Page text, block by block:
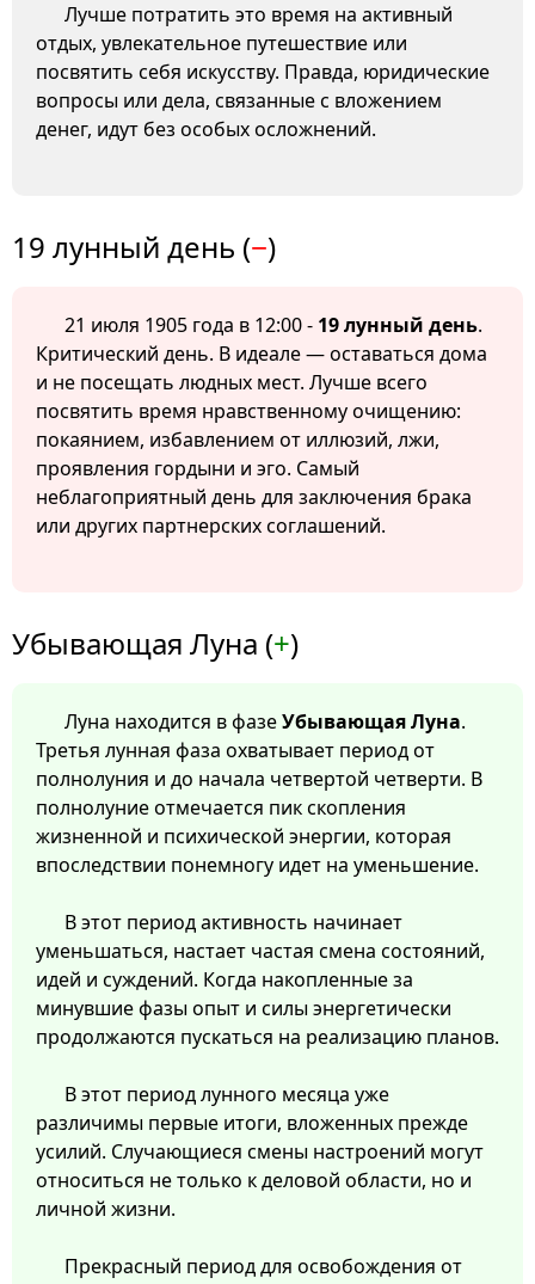
Лучше потратить это время на активный
отдых, увлекательное путешествие или
посвятить себя искусству. Правда, юридические
вопросы или дела, связанные с вложением
денег, идут без особых осложнений.
19 лунный день (−)
21 июля 1905 года в 12:00 - 19 лунный день.
Критический день. В идеале — оставаться дома
и не посещать людных мест. Лучше всего
посвятить время нравственному очищению:
покаянием, избавлением от иллюзий, лжи,
проявления гордыни и эго. Самый
неблагоприятный день для заключения брака
или других партнерских соглашений.
Убывающая Луна (+)
Луна находится в фазеУбывающая Луна.
Третья лунная фаза охватывает период от
полнолуния и до начала четвертой четверти. В
полнолуние отмечается пик скопления
жизненной и психической энергии, которая
впоследствии понемногу идет на уменьшение.
В этот период активность начинает
уменьшаться, настает частая смена состояний,
идей и суждений. Когда накопленные за
минувшие фазы опыт и силы энергетически
продолжаются пускаться на реализацию планов.
В этот период лунного месяца уже
различимы первые итоги, вложенных прежде
усилий. Случающиеся смены настроений могут
относиться не только к деловой области, но и
личной жизни.
Прекрасный период для освобождения от